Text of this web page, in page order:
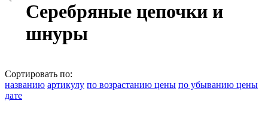
Серебряные цепочки и
шнуры
Сортировать по:
названию артикулу по возрастанию цены по убыванию цены
дате